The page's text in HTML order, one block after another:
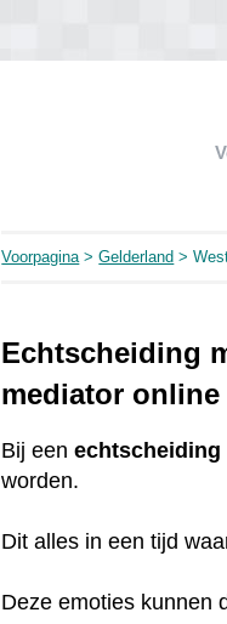
Voorpagina>Gelderland >
Echtscheiding
mediator
Bij eenechtscheiding
worden.
Dit alles in een tijd
Deze emoties kunnen